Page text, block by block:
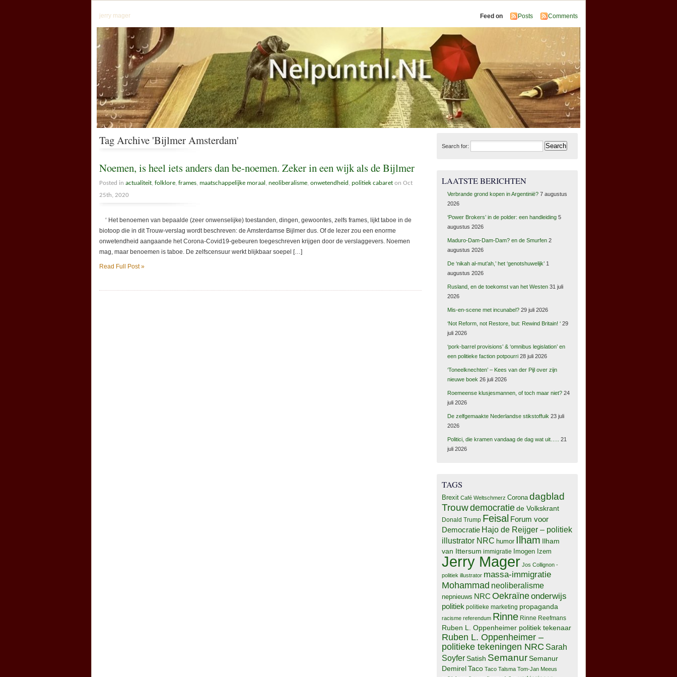
jerry mager Feed on Posts Comments
Tag Archive 'Bijlmer Amsterdam'
Noemen, is heel iets anders dan be-noemen. Zeker in een wijk als de Bijlmer
Posted in actualiteit folklore frames maatschappelijke moraal neoliberalisme onwetendheid politiek cabaret on Oct
25th, 2020
‘ Het benoemen van bepaalde (zeer onwenselijke) toestanden, dingen, gewoontes, zelfs frames, lijkt taboe in de
biotoop die in dit Trouw-verslag wordt beschreven: de Amsterdamse Bijlmer dus. Of de lezer zou een enorme
onwetendheid aangaande het Corona-Covid19-gebeuren toegeschreven krijgen door de verslaggevers. Noemen
mag, maar benoemen is taboe. De zelfscensuur werkt blijkbaar soepel […]
Read Full Post »
Search for:
LAATSTE BERICHTEN
Verbrande grond kopen in Argentinië? 7 augustus
2026
‘Power Brokers’ in de polder: een handleiding 5
augustus 2026
Maduro-Dam-Dam-Dam? en de Smurfen 2
augustus 2026
De ‘nikah al-mut’ah,’ het ‘genotshuwelijk’ 1
augustus 2026
Rusland, en de toekomst van het Westen 31 juli
2026
Mis-en-scene met incunabel? 29 juli 2026
‘Not Reform, not Restore, but: Rewind Britain! ‘ 29
juli 2026
‘pork-barrel provisions’ & ‘omnibus legislation’ en
een politieke faction potpourri 28 juli 2026
‘Toneelknechten’ – Kees van der Pijl over zijn
nieuwe boek 26 juli 2026
Roemeense klusjesmannen, of toch maar niet? 24
juli 2026
De zelfgemaakte Nederlandse stikstoffuik 23 juli
2026
Politici, die kramen vandaag de dag wat uit…..
21
juli 2026
TAGS
Brexit Café Weltschmerz Corona dagblad
Trouwdemocratiede Volkskrant
Donald Trump Feisal Forum voor
Democratie Hajo de Reijger – politiek
illustrator NRC humor Ilham Ilham
van Ittersum immigratie Imogen Izem
Jerry Mager Jos Collignon -
politiek illustrator massa-immigratie
Mohammad neoliberalisme
nepnieuws NRC Oekraïneonderwijs
politiek politieke marketing propaganda
racisme referendum Rinne Rinne Reefmans
Ruben L. Oppenheimer politiek tekenaar
Ruben L. Oppenheimer –
politieke tekeningen NRC Sarah
Soyfer Satish SemanurSemanur
DemirelTaco Taco Talsma Tom-Jan Meeus